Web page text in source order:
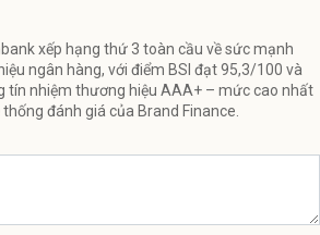
xếp hạng thứ 3 toàn cầu về sức mạnh
ngân hàng, với điểm BSI đạt 95,3/100 và
tín nhiệm thương hiệu AAA+ – mức cao nhất
đánh giá của Brand Finance.